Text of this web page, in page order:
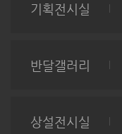
기획전시실
반달갤러리
상설전시실